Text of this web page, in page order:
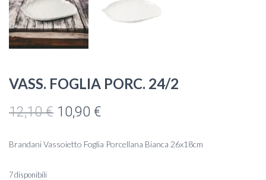
VASS. FOGLIA PORC. 24/2
12,10€ Il
10,90 €
Brandani Vassoietto Foglia Porcellana Bianca 26x18cm
7 disponibili